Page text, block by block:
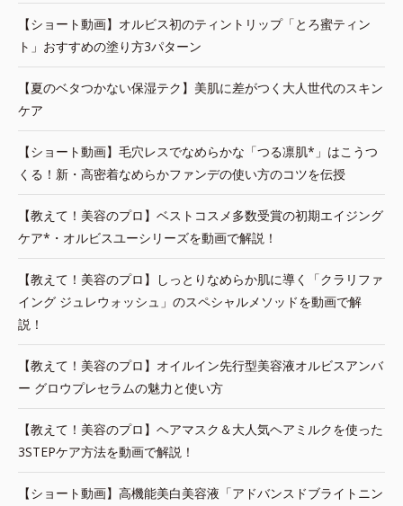
【ショート動画】オルビス初のティントリップ「とろ蜜ティン
ト」おすすめの塗り方3パターン
【夏のベタつかない保湿テク】美肌に差がつく大人世代のスキン
ケア
【ショート動画】毛穴レスでなめらかな「つる凛肌*」はこうつ
くる！新・高密着なめらかファンデの使い方のコツを伝授
【教えて！美容のプロ】ベストコスメ多数受賞の初期エイジング
ケア*・オルビスユーシリーズを動画で解説！
【教えて！美容のプロ】しっとりなめらか肌に導く「クラリファ
イング ジュレウォッシュ」のスペシャルメソッドを動画で解
説！
【教えて！美容のプロ】オイルイン先行型美容液オルビスアンバ
ー グロウプレセラムの魅力と使い方
【教えて！美容のプロ】ヘアマスク＆大人気ヘアミルクを使った
3STEPケア方法を動画で解説！
【ショート動画】高機能美白美容液「アドバンスドブライトニン